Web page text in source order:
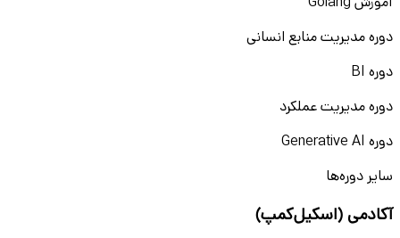
دوره مدیریت منابع انسانی
دوره BI
دوره مدیریت عملکرد
دوره Generative AI
سایر دوره‌ها
آکادمی (اسکیل‌کمپ)